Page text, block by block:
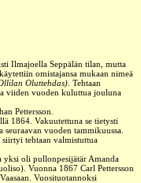
Ilmajoella Seppälän tilan, mutta
omistajansa mukaan nimeä
Oluttehdas) . Tehtaan
viiden vuoden kuluttua jouluna
Pettersson.
1864. Vakuutettuna se tietysti
seuraavan vuoden tammikuussa.
siirtyi tehtaan valmistuttua
yksi oli pullonpesijätär Amanda
Vuonna 1867 Carl Pettersson
Vuosituotannoksi